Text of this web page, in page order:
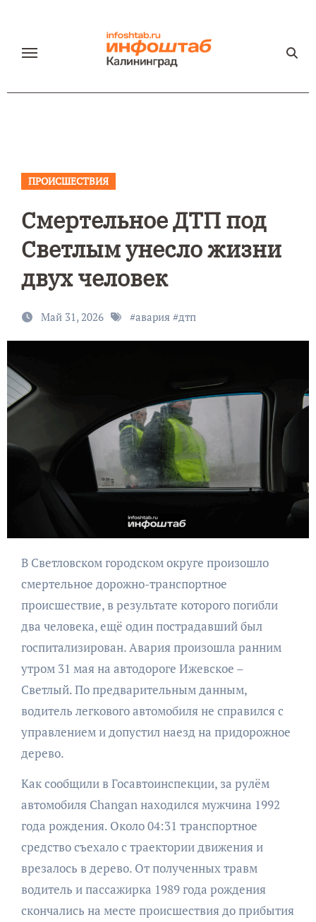
содержанию
ПРОИСШЕСТВИЯ
Смертельное ДТП под
Светлым унесло жизни
двух человек
Май 31, 2026 #авария#дтп
В Светловском городском округе произошло
смертельное дорожно-транспортное
происшествие, в результате которого погибли
два человека, ещё один пострадавший был
госпитализирован. Авария произошла ранним
утром 31 мая на автодороге Ижевское –
Светлый. По предварительным данным,
водитель легкового автомобиля не справился с
управлением и допустил наезд на придорожное
дерево.
Как сообщили в Госавтоинспекции, за рулём
автомобиля Changan находился мужчина 1992
года рождения. Около 04:31 транспортное
средство съехало с траектории движения и
врезалось в дерево. От полученных травм
водитель и пассажирка 1989 года рождения
скончались на месте происшествия до прибытия